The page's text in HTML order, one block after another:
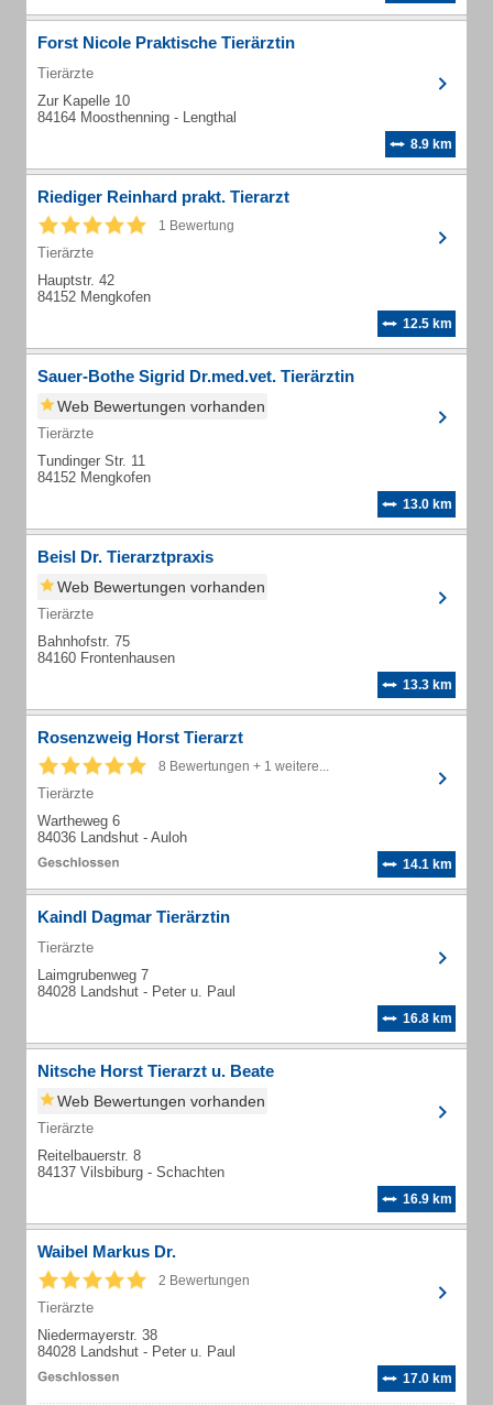
Forst Nicole Praktische Tierärztin
Tierärzte
Zur Kapelle 10
84164 Moosthenning - Lengthal
8.9 km
Riediger Reinhard prakt. Tierarzt
1 Bewertung
Tierärzte
Hauptstr. 42
84152 Mengkofen
12.5 km
Sauer-Bothe Sigrid Dr.med.vet. Tierärztin
Web Bewertungen vorhanden
Tierärzte
Tundinger Str. 11
84152 Mengkofen
13.0 km
Beisl Dr. Tierarztpraxis
Web Bewertungen vorhanden
Tierärzte
Bahnhofstr. 75
84160 Frontenhausen
13.3 km
Rosenzweig Horst Tierarzt
8 Bewertungen + 1 weitere...
Tierärzte
Wartheweg 6
84036 Landshut - Auloh
14.1 km
Kaindl Dagmar Tierärztin
Tierärzte
Laimgrubenweg 7
84028 Landshut - Peter u. Paul
16.8 km
Nitsche Horst Tierarzt u. Beate
Web Bewertungen vorhanden
Tierärzte
Reitelbauerstr. 8
84137 Vilsbiburg - Schachten
16.9 km
Waibel Markus Dr.
2 Bewertungen
Tierärzte
Niedermayerstr. 38
84028 Landshut - Peter u. Paul
17.0 km